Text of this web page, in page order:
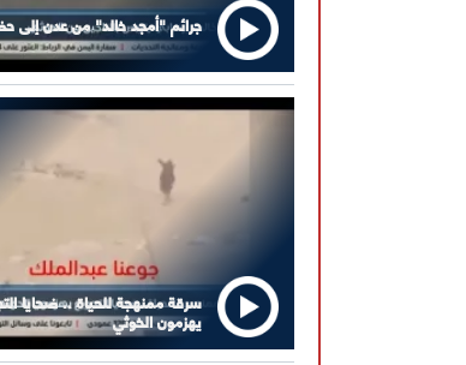
جرائم "أمجد خالد" من عدن إلى
سرقة ممنهجة للحياة .. ضحايا
يهزمون الخوثي